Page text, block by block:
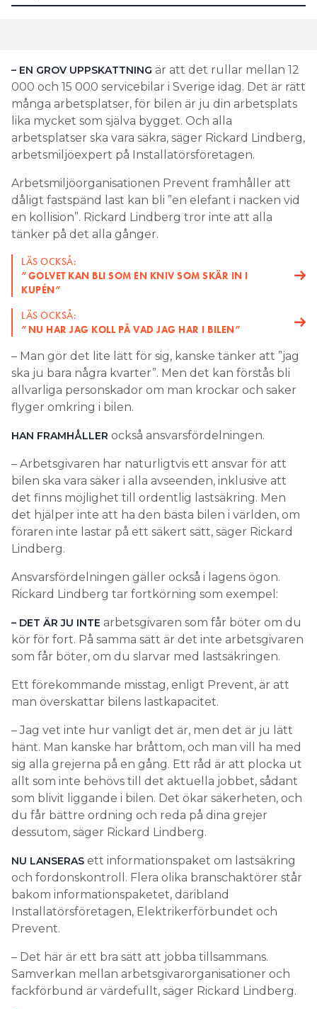
– EN GROV UPPSKATTNING är att det rullar mellan 12
000 och 15 000 servicebilar i Sverige idag. Det är rätt
många arbetsplatser, för bilen är ju din arbetsplats
lika mycket som själva bygget. Och alla
arbetsplatser ska vara säkra, säger Rickard Lindberg,
arbetsmiljöexpert på Installatörsföretagen.
Arbetsmiljöorganisationen Prevent framhåller att
dåligt fastspänd last kan bli ”en elefant i nacken vid
en kollision”. Rickard Lindberg tror inte att alla
tänker på det alla gånger.
LÄS OCKSÅ:
”GOLVET KAN BLI SOM EN KNIV SOM SKÄR IN I
KUPÉN”
LÄS OCKSÅ:
”NU HAR JAG KOLL PÅ VAD JAG HAR I BILEN”
– Man gör det lite lätt för sig, kanske tänker att ”jag
ska ju bara några kvarter”. Men det kan förstås bli
allvarliga personskador om man krockar och saker
flyger omkring i bilen.
HAN FRAMHÅLLER också ansvarsfördelningen.
– Arbetsgivaren har naturligtvis ett ansvar för att
bilen ska vara säker i alla avseenden, inklusive att
det finns möjlighet till ordentlig lastsäkring. Men
det hjälper inte att ha den bästa bilen i världen, om
föraren inte lastar på ett säkert sätt, säger Rickard
Lindberg.
Ansvarsfördelningen gäller också i lagens ögon.
Rickard Lindberg tar fortkörning som exempel:
– DET ÄR JU INTE arbetsgivaren som får böter om du
kör för fort. På samma sätt är det inte arbetsgivaren
som får böter, om du slarvar med lastsäkringen.
Ett förekommande misstag, enligt Prevent, är att
man överskattar bilens lastkapacitet.
– Jag vet inte hur vanligt det är, men det är ju lätt
hänt. Man kanske har bråttom, och man vill ha med
sig alla grejerna på en gång. Ett råd är att plocka ut
allt som inte behövs till det aktuella jobbet, sådant
som blivit liggande i bilen. Det ökar säkerheten, och
du får bättre ordning och reda på dina grejer
dessutom, säger Rickard Lindberg.
NU LANSERAS ett informationspaket om lastsäkring
och fordonskontroll. Flera olika branschaktörer står
bakom informationspaketet, däribland
Installatörsföretagen, Elektrikerförbundet och
Prevent.
– Det här är ett bra sätt att jobba tillsammans.
Samverkan mellan arbetsgivarorganisationer och
fackförbund är värdefullt, säger Rickard Lindberg.